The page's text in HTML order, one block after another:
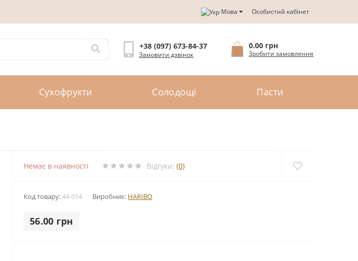
Мова Особистий кабінет
+38 (097) 673-84-37
Замовити дзвінок
0.00 грн
Зробити замовлення
Сухофрукти Солодощі Пасти
Немає в наявності Відгуки: (0)
Код товару:44-014 Виробник: HARIBO
56.00 грн